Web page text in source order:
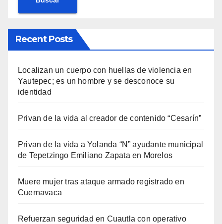
Recent Posts
Localizan un cuerpo con huellas de violencia en
Yautepec; es un hombre y se desconoce su
identidad
Privan de la vida al creador de contenido “Cesarín”
Privan de la vida a Yolanda “N” ayudante municipal
de Tepetzingo Emiliano Zapata en Morelos
Muere mujer tras ataque armado registrado en
Cuernavaca
Refuerzan seguridad en Cuautla con operativo